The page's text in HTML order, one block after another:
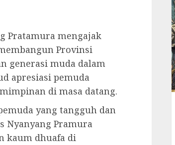
Pratamura mengajak
Provinsi
generasi muda dalam
apresiasi pemuda
di masa datang.
yang tangguh dan
Nyanyang Pramura
kaum dhuafa di